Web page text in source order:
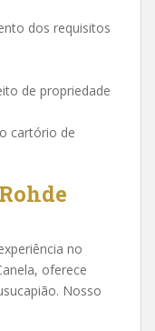
dos requisitos
de propriedade
cartório de
no
oferece
Nosso